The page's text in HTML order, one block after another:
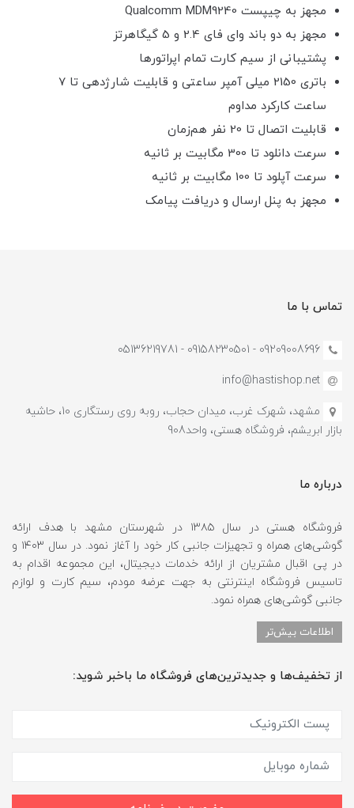
مجهز به چیپست Qualcomm MDM9240
مجهز به دو باند وای فای 2.4 و 5 گیگاهرتز
پشتیبانی از سیم کارت تمام اپراتورها
باتری 2150 میلی آمپر ساعتی و قابلیت شارژدهی تا 7
ساعت کارکرد مداوم
قابلیت اتصال تا 20 نفر هم‌زمان
سرعت دانلود تا 300 مگابیت بر ثانیه
سرعت آپلود تا 100 مگابیت بر ثانیه
مجهز به پنل ارسال و دریافت پیامک
تماس با ما
09209008696 - 09158230501 - 05136219781
info@hastishop.net
مشهد، شهرک غرب، میدان حجاب، روبه روی رستگاری 10، حاشیه
بازار ابریشم، فروشگاه هستی، واحد908
درباره ما
فروشگاه هستی در سال ۱۳۸۵ در شهرستان مشهد با هدف ارائه
گوشی‌های همراه و تجهیزات جانبی کار خود را آغاز نمود. در سال ۱۴۰۳ و
در پی اقبال مشتریان از ارائه خدمات دیجیتال، این مجموعه اقدام به
تاسیس فروشگاه اینترنتی به جهت عرضه مودم، سیم کارت و لوازم
جانبی گوشی‌های همراه نمود.
اطلاعات بیش‌تر
از تخفیف‌ها و جدیدترین‌های فروشگاه ما باخبر شوید: